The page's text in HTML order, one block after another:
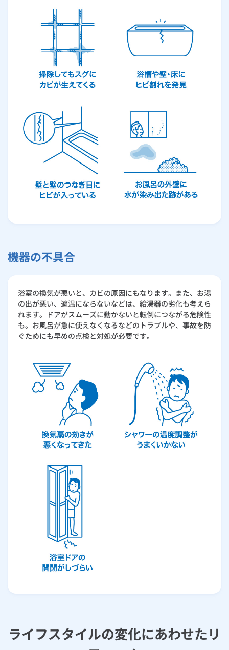
機器の不具合
浴室の換気が悪いと、カビの原因にもなります。また、お湯
の出が悪い、適温にならないなどは、給湯器の劣化も考えら
れます。ドアがスムーズに動かないと転倒につながる危険性
も。お風呂が急に使えなくなるなどのトラブルや、事故を防
ぐためにも早めの点検と対処が必要です。
ライフスタイルの変化にあわせたリ